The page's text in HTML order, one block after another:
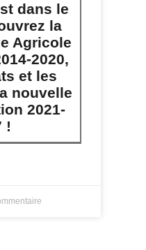
dans le
la
Agricole
2020,
et les
nouvelle
2021-
!